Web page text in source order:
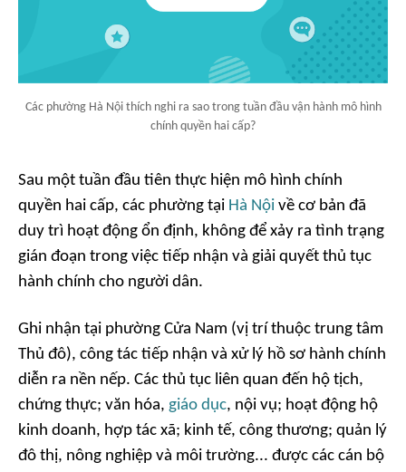
Các phường Hà Nội thích nghi ra sao trong tuần đầu vận hành mô hình
chính quyền hai cấp?
Sau một tuần đầu tiên thực hiện mô hình chính
quyền hai cấp, các phường tại Hà Nội về cơ bản đã
duy trì hoạt động ổn định, không để xảy ra tình trạng
gián đoạn trong việc tiếp nhận và giải quyết thủ tục
hành chính cho người dân.
Ghi nhận tại phường Cửa Nam (vị trí thuộc trung tâm
Thủ đô), công tác tiếp nhận và xử lý hồ sơ hành chính
diễn ra nền nếp. Các thủ tục liên quan đến hộ tịch,
chứng thực; văn hóa, giáo dục, nội vụ; hoạt động hộ
kinh doanh, hợp tác xã; kinh tế, công thương; quản lý
đô thị, nông nghiệp và môi trường... được các cán bộ